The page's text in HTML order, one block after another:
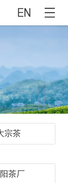
宗茶
茶厂